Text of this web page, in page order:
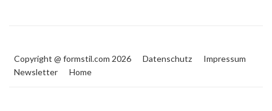
Copyright @ formstil.com 2026 Datenschutz
Impressum
Newsletter
Home